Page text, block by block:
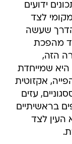
ידועים
לצד
שעשה
מהפכת
הזה,
היא שמייחדת
אקזוטית
עזים
בראשיתיים
העין לצד